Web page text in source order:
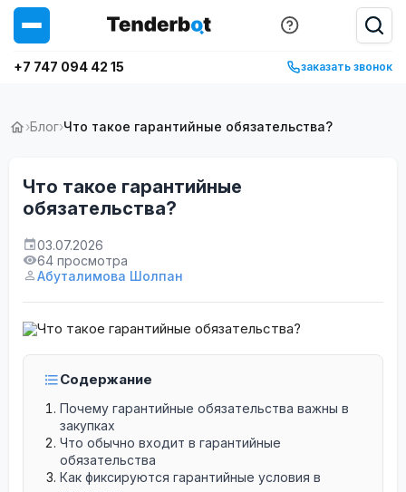
+7 747 094 42 15 заказать звонок
›Блог›Что такое гарантийные обязательства?
Что такое гарантийные
обязательства?
03.07.2026
64 просмотра
Абуталимова Шолпан
Содержание
Почему гарантийные обязательства важны в
закупках
Что обычно входит в гарантийные
обязательства
Как фиксируются гарантийные условия в